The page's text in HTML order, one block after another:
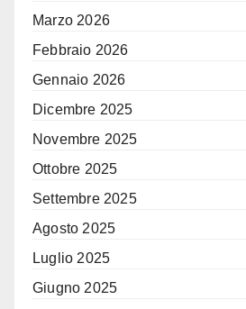
Marzo 2026
Febbraio 2026
Gennaio 2026
Dicembre 2025
Novembre 2025
Ottobre 2025
Settembre 2025
Agosto 2025
Luglio 2025
Giugno 2025